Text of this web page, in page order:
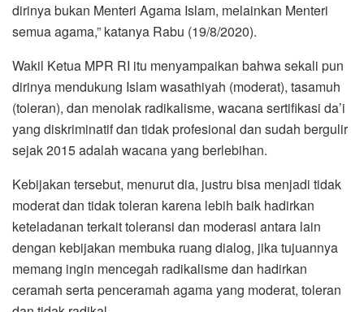
dirinya bukan Menteri Agama Islam, melainkan Menteri
semua agama,” katanya Rabu (19/8/2020).
Wakil Ketua MPR RI itu menyampaikan bahwa sekali pun
dirinya mendukung Islam wasathiyah (moderat), tasamuh
(toleran), dan menolak radikalisme, wacana sertifikasi da’i
yang diskriminatif dan tidak profesional dan sudah bergulir
sejak 2015 adalah wacana yang berlebihan.
Kebijakan tersebut, menurut dia, justru bisa menjadi tidak
moderat dan tidak toleran karena lebih baik hadirkan
keteladanan terkait toleransi dan moderasi antara lain
dengan kebijakan membuka ruang dialog, jika tujuannya
memang ingin mencegah radikalisme dan hadirkan
ceramah serta penceramah agama yang moderat, toleran